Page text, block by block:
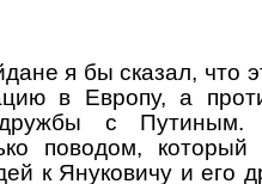
я бы сказал, что
в Европу, а
с Путиным.
поводом,
к Януковичу и его